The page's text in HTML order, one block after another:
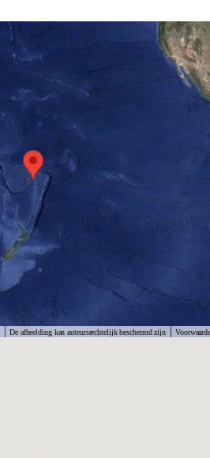
De afbeelding kan auteursrechtelijk beschermd zijn